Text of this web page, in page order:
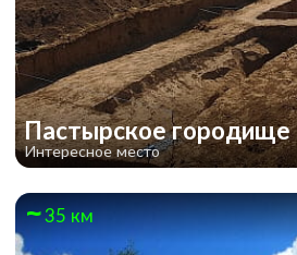
Пастырское городище
Интересное место
35 км